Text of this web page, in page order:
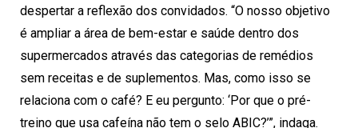
despertar a reflexão dos convidados. “O nosso objetivo
é ampliar a área de bem-estar e saúde dentro dos
supermercados através das categorias de remédios
sem receitas e de suplementos. Mas, como isso se
relaciona com o café? E eu pergunto: ‘Por que o pré-
treino que usa cafeína não tem o selo ABIC?’”, indaga.